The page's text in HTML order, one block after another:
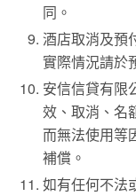
同。
酒店取消及預
實際情況請於
安信信貸有限
效、取消、名
而無法使用等
補償。
如有任何不法